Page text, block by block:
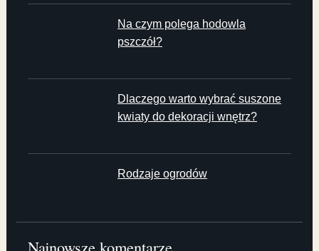
Na czym polega hodowla
pszczół?
Dlaczego warto wybrać suszone
kwiaty do dekoracji wnętrz?
Rodzaje ogrodów
Najnowsze komentarze